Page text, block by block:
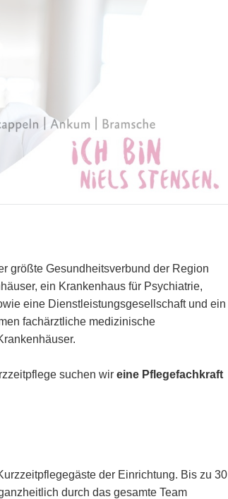
größte Gesundheitsverbund der Region
ein Krankenhaus für Psychiatrie,
eine Dienstleistungsgesellschaft und ein
fachärztliche medizinische
suchen wir eine Pflegefachkraft
der Einrichtung. Bis zu 30
durch das gesamte Team